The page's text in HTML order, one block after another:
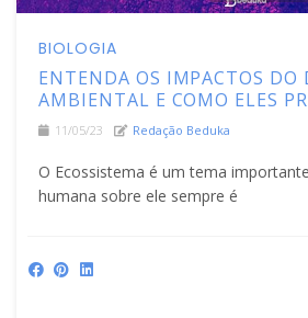
BIOLOGIA
ENTENDA OS IMPACTOS DO
AMBIENTAL E COMO ELES
SOCIEDADE
11/05/23 Redação Beduka
O Ecossistema é um tema
humana sobre ele sempre é